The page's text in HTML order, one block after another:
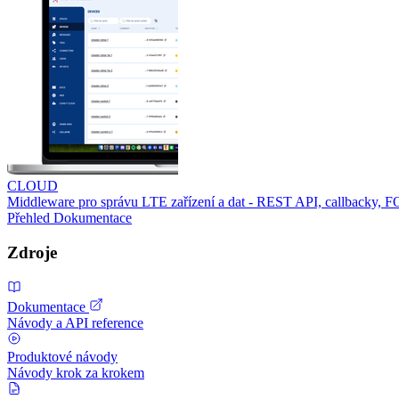
CLOUD
Middleware pro správu LTE zařízení a dat - REST API, callbacky,
Přehled Dokumentace
Zdroje
Dokumentace
Návody a API reference
Produktové návody
Návody krok za krokem